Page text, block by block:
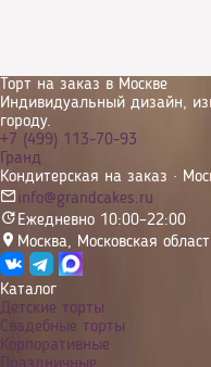
Торт на заказ в Москве
Индивидуальный дизайн,
городу.
+7 (499) 113-70-93
Гранд
Кондитерская на заказ ·
info@grandcakes.ru
Ежедневно 10:00–22:00
Москва, Московская
Каталог
Детские торты
Свадебные торты
Корпоративные
Праздничные